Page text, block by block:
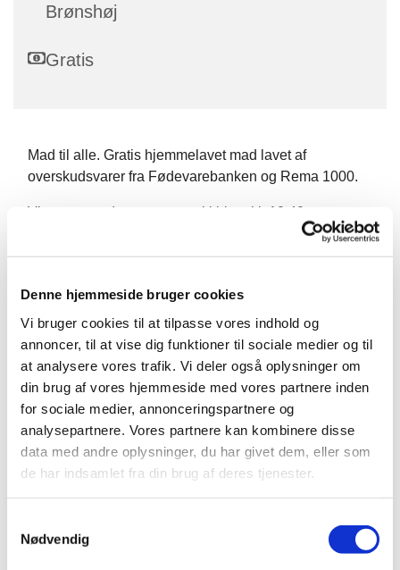
Denne hjemmeside bruger cookies
Vi bruger cookies til at tilpasse vores indhold og
annoncer, til at vise dig funktioner til sociale medier og til
at analysere vores trafik. Vi deler også oplysninger om
din brug af vores hjemmeside med vores partnere inden
for sociale medier, annonceringspartnere og
analysepartnere. Vores partnere kan kombinere disse
data med andre oplysninger, du har givet dem, eller som
de har indsamlet fra din brug af deres tjenester.
Nødvendig
Brønshøj
Gratis
Mad til alle. Gratis hjemmelavet mad lavet af
overskudsvarer fra Fødevarebanken og Rema 1000.
Vi starter med morgensang i kirken kl. 10.40